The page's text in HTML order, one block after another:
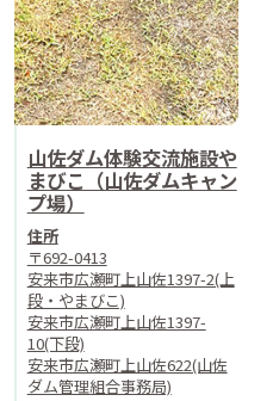
山佐ダム体験交流施設や
まびこ（山佐ダムキャン
プ場）
住所
〒692-0413
安来市広瀬町上山佐1397-2(上
段・やまびこ)
安来市広瀬町上山佐1397-
10(下段)
安来市広瀬町上山佐622(山佐
ダム管理組合事務局)